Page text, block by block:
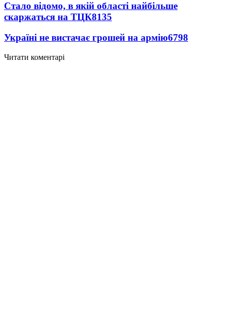
Стало відомо, в якій області найбільше
скаржаться на ТЦК8135
Україні не вистачає грошей на армію6798
Читати коментарі